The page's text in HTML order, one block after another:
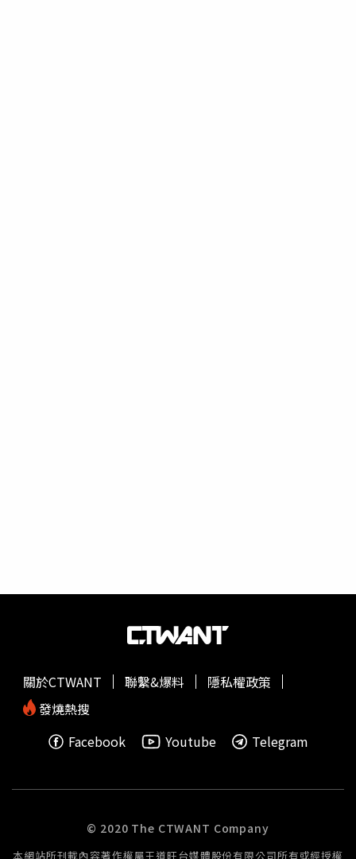
關於CTWANT 聯繫&爆料
隱私權政策
發燒熱搜
Facebook
Youtube Telegram
© 2020 The CTWANT Company
本網站所刊載內容著作權屬王道旺台媒體股份有限公司所有或經授權